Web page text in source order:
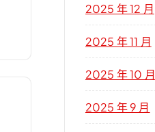
2025 年 12 月
2025 年 11 月
2025 年 10 月
2025 年 9 月